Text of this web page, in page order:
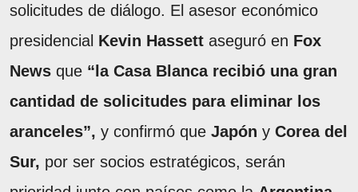
solicitudes de diálogo. El asesor económico
presidencial Kevin Hassett aseguró en Fox
News que “la Casa Blanca recibió una gran
cantidad de solicitudes para eliminar los
aranceles”, y confirmó que Japón y Corea del
Sur, por ser socios estratégicos, serán